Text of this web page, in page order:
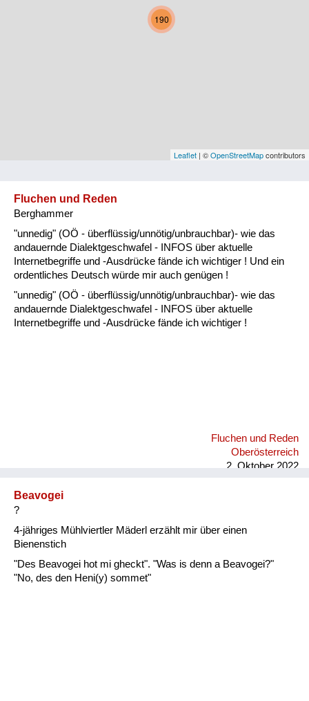
Niederösterreich
Oberösterreich
Vorarlberg
Natur und Landwirtschaft
Fluchen und Reden
Mensch, Tier und Alltag
190
Leaflet | ©OpenStreetMapcontributors
Fluchen und Reden
Berghammer
"unnedig" (OÖ - überflüssig/unnötig/unbrauchbar)- wie das
andauernde Dialektgeschwafel - INFOS über aktuelle
Internetbegriffe und -Ausdrücke fände ich wichtiger ! Und ein
ordentliches Deutsch würde mir auch genügen !
"unnedig" (OÖ - überflüssig/unnötig/unbrauchbar)- wie das
andauernde Dialektgeschwafel - INFOS über aktuelle
Internetbegriffe und -Ausdrücke fände ich wichtiger !
Fluchen und Reden
Oberösterreich
2. Oktober 2022
Beavogei
?
4-jähriges Mühlviertler Mäderl erzählt mir über einen
Bienenstich
"Des Beavogei hot mi gheckt". "Was is denn a Beavogei?"
"No, des den Heni(y) sommet"